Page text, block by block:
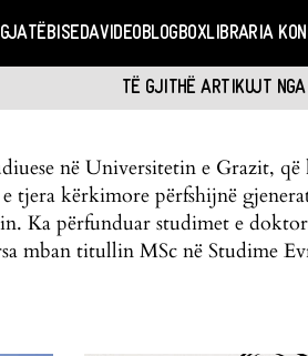
BISEDAVIDEOBLOGBOXLIBRARIA
TË GJITHË ARTIKUJT
në Universitetin e Grazit,
tjera kërkimore përfshijnë
Ka përfunduar studimet e
mban titullin MSc në Studime